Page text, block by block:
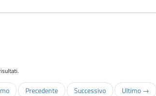
Precedente Successivo Ultimo →